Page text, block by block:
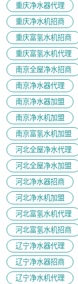
重庆净水器代理
重庆净水机招商
重庆富氢水机招商
重庆富氢水机代理
南京全屋净水招商
南京净水器代理
南京净水器加盟
南京净水机加盟
南京富氢水机加盟
河北全屋净水代理
河北全屋净水加盟
河北净水器招商
河北净水机加盟
河北富氢水机代理
河北富氢水机招商
辽宁净水器代理
辽宁净水器招商
辽宁净水机代理